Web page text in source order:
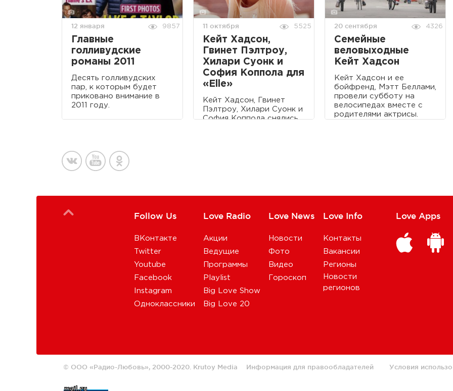
12 января 9857
Главные
голливудские
романы 2011
Десять голливудских
пар, к которым будет
приковано внимание в
2011 году.
11 октября 5525
Кейт Хадсон,
Гвинет Пэлтроу,
Хилари Суонк и
София Коппола для
«Elle»
Кейт Хадсон, Гвинет
Пэлтроу, Хилари Суонк и
София Коппола снялись
20 сентября 4326
Семейные
веловыходные
Кейт Хадсон
Кейт Хадсон и ее
бойфренд, Мэтт Беллами,
провели субботу на
велосипедах вместе с
родителями актрисы.
Follow Us
ВКонтакте
Twitter
Youtube
Facebook
Instagram
Одноклассники
Love Radio
Акции
Ведущие
Программы
Playlist
Big Love Show
Big Love 20
Love News
Новости
Фото
Видео
Гороскоп
Love Info
Контакты
Вакансии
Регионы
Новости
регионов
Love Apps
© ООО «Радио-Любовь», 2000-2020. Krutoy Media Информация для правообладателей Условия